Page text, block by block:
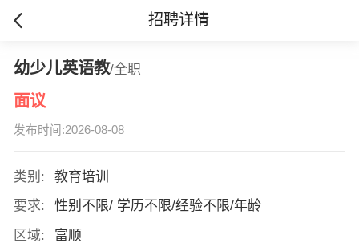
招聘详情
幼少儿英语教/全职
面议
发布时间:2026-08-08
类别:
教育培训
要求:
性别不限/ 学历不限/经验不限/年龄
区域:
富顺